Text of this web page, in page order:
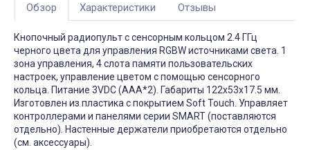
Обзор Характеристики Отзывы
Кнопочный радиопульт с сенсорным кольцом 2.4 ГГц
черного цвета для управления RGBW источниками света. 1
зона управления, 4 слота памяти пользовательских
настроек, управление цветом с помощью сенсорного
кольца. Питание 3VDC (AAA*2). Габариты 122x53x17.5 мм.
Изготовлен из пластика с покрытием Soft Touch. Управляет
контроллерами и панелями серии SMART (поставляются
отдельно). Настенные держатели приобретаются отдельно
(см. аксессуары).